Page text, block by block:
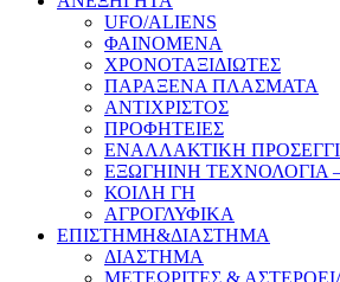
UFO/ALIENS
ΦΑΙΝΟΜΕΝΑ
ΧΡΟΝΟΤΑΞΙΔΙΩΤΕΣ
ΠΑΡΑΞΕΝΑ ΠΛΑΣΜΑΤΑ
ΑΝΤΙΧΡΙΣΤΟΣ
ΠΡΟΦΗΤΕΙΕΣ
ΕΝΑΛΛΑΚΤΙΚΗ
ΕΞΩΓΗΙΝΗ ΤΕΧΝΟΛΟΓΙΑ
ΚΟΙΛΗ ΓΗ
ΑΓΡΟΓΛΥΦΙΚΑ
ΕΠΙΣΤΗΜΗ&ΔΙΑΣΤΗΜΑ
ΔΙΑΣΤΗΜΑ
ΜΕΤΕΩΡΙΤΕΣ &